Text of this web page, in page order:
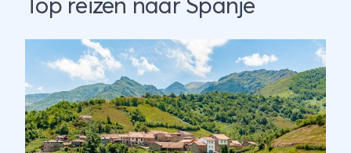
Top reizen naar Spanje